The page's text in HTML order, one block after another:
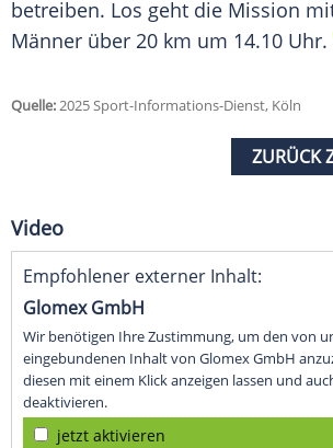
betreiben. Los geht die Mission
Männer über 20 km um 14.10 Uhr.
Quelle:2025 Sport-Informations-Dienst, Köln
ZURÜCK
Video
Empfohlener externer Inhalt:
Glomex GmbH
Wir benötigen Ihre Zustimmung, um den von
eingebundenen Inhalt von Glomex GmbH
diesen mit einem Klick anzeigen lassen und
deaktivieren.
jetzt aktivieren